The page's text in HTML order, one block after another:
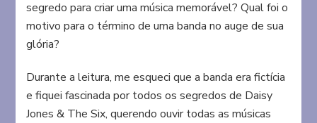
segredo para criar uma música memorável? Qual foi o
motivo para o término de uma banda no auge de sua
glória?
Durante a leitura, me esqueci que a banda era fictícia
e fiquei fascinada por todos os segredos de Daisy
Jones & The Six, querendo ouvir todas as músicas